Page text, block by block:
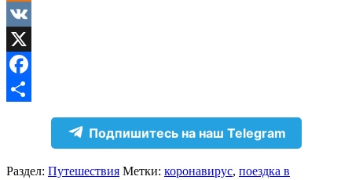
Odnoklassniki
VK
X
Facebook
Подпишитесь на наш Telegram
Раздел: Путешествия Метки: коронавирус, поездка в